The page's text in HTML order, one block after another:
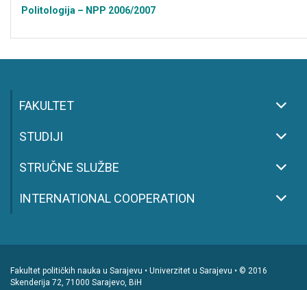
Politologija – NPP 2006/2007
FAKULTET
STUDIJI
STRUČNE SLUŽBE
INTERNATIONAL COOPERATION
Fakultet političkih nauka u Sarajevu • Univerzitet u Sarajevu • © 2016
Skenderija 72, 71000 Sarajevo, BiH